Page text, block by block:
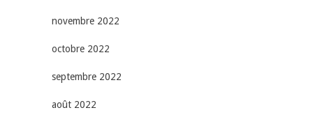
novembre 2022
octobre 2022
septembre 2022
août 2022